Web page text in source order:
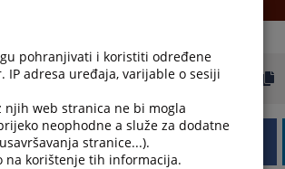
Okružnog suda u
i Hercegovine u
Vučetić-Zelenbabić,
a BiH, zajedno sa
Univerziteta u
pohranjivati i koristiti određene
IP adresa uređaja, varijable o sesiji
web stranica ne bi mogla
neophodne a služe za dodatne
stranice...).
na korištenje tih informacija.